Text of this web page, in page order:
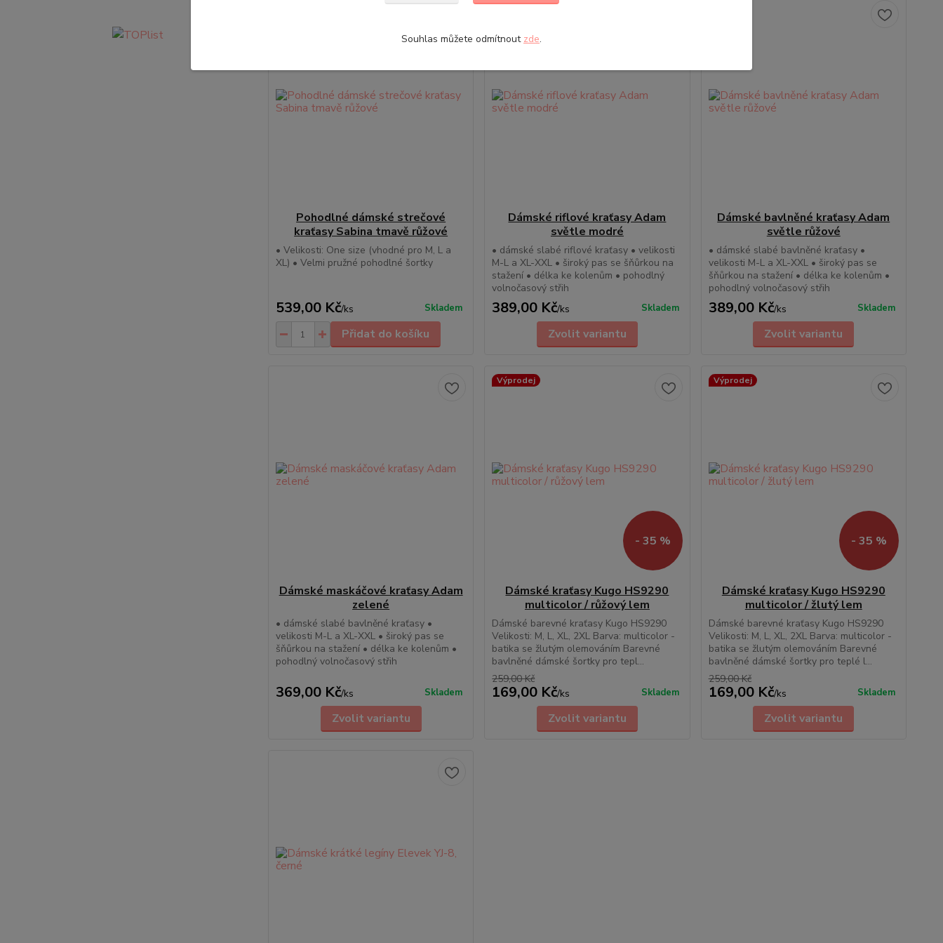
Pohodlné dámské strečové
kraťasy Sabina tmavě růžové
• Velikosti: One size (vhodné pro M, L a
XL) • Velmi pružné pohodlné šortky
539,00 Kč/ks Skladem
Přidat do košíku
Dámské riflové kraťasy Adam
světle modré
• dámské slabé riflové kraťasy • velikosti
M-L a XL-XXL • široký pas se šňůrkou na
stažení • délka ke kolenům • pohodlný
volnočasový střih
389,00 Kč/ks Skladem
Zvolit variantu
Dámské bavlněné kraťasy Adam
světle růžové
• dámské slabé bavlněné kraťasy •
velikosti M-L a XL-XXL • široký pas se
šňůrkou na stažení • délka ke kolenům •
pohodlný volnočasový střih
389,00 Kč/ks Skladem
Zvolit variantu
Dámské maskáčové kraťasy Adam
zelené
• dámské slabé bavlněné kraťasy •
velikosti M-L a XL-XXL • široký pas se
šňůrkou na stažení • délka ke kolenům •
pohodlný volnočasový střih
369,00 Kč/ks Skladem
Zvolit variantu
Výprodej
- 35 %
Dámské kraťasy Kugo HS9290
multicolor / růžový lem
Dámské barevné kraťasy Kugo HS9290
Velikosti: M, L, XL, 2XL Barva: multicolor -
batika se žlutým olemováním Barevné
bavlněné dámské šortky pro tepl...
259,00 Kč
169,00 Kč/ks Skladem
Zvolit variantu
Výprodej
- 35 %
Dámské kraťasy Kugo HS9290
multicolor / žlutý lem
Dámské barevné kraťasy Kugo HS9290
Velikosti: M, L, XL, 2XL Barva: multicolor -
batika se žlutým olemováním Barevné
bavlněné dámské šortky pro teplé l...
259,00 Kč
169,00 Kč/ks Skladem
Zvolit variantu
Souhlas můžete odmítnout zde.